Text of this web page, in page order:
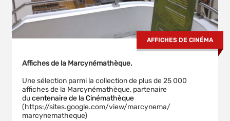
AFFICHES DE CINÉMA
Affiches de la Marcynémathèque.
Une sélection parmi la collection de plus de 25 000
affiches de la Marcynémathèque, partenaire
ducentenaire de la Cinémathèque
(https://sites.google.com/view/marcynema/
marcynematheque)